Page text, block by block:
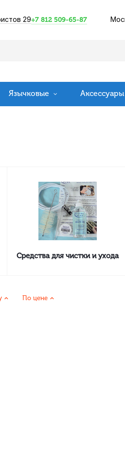
29+7 812 509-65-87
Язычковые Аксессуары
Средства для чистки и ухода
По цене